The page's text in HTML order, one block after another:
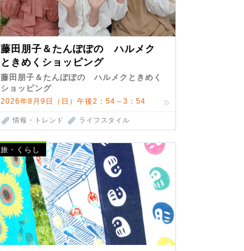
藤田朋子＆たんぽぽの ハルメク
ときめくショッピング
藤田朋子＆たんぽぽの ハルメクときめく
ショッピング
2026年8月9日（日）午後2：54～3：54
情報・トレンド ライフスタイル
旅・くらし